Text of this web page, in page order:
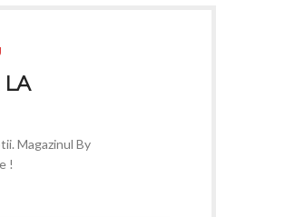
LA
Magazinul By
!